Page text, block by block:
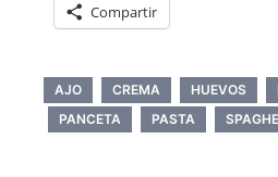
Compartir
AJO CREMA HUEVOS
PANCETA
PASTA